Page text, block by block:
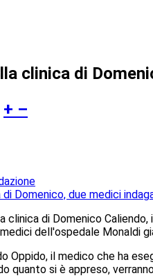
clinica di
+ –
di Domenico
dell'ospedale Monaldi
Oppido, il medico che ha
quanto si è appreso,